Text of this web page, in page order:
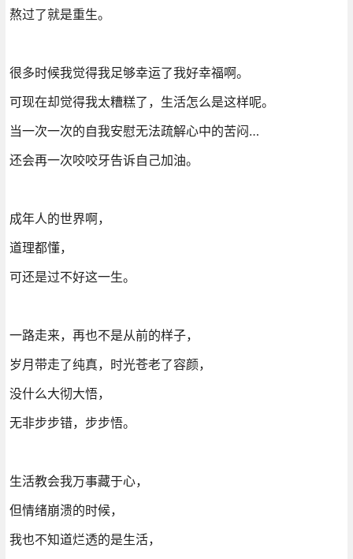
熬过了就是重生。
很多时候我觉得我足够幸运了我好幸福啊。
可现在却觉得我太糟糕了，生活怎么是这样呢。
当一次一次的自我安慰无法疏解心中的苦闷…
还会再一次咬咬牙告诉自己加油。
成年人的世界啊，
道理都懂，
可还是过不好这一生。
一路走来，再也不是从前的样子，
岁月带走了纯真，时光苍老了容颜，
没什么大彻大悟，
无非步步错，步步悟。
生活教会我万事藏于心，
但情绪崩溃的时候，
我也不知道烂透的是生活，